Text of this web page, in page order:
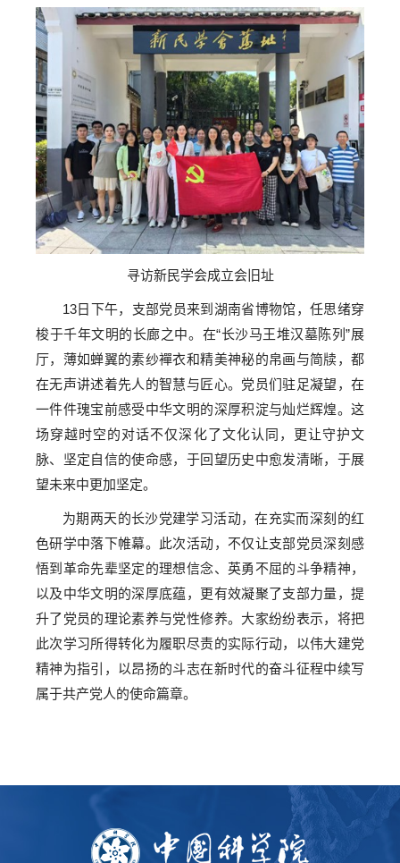
寻访新民学会成立会旧址
13日下午，支部党员来到湖南省博物馆，任思绪穿
梭于千年文明的长廊之中。在“长沙马王堆汉墓陈列”展
厅，薄如蝉翼的素纱襌衣和精美神秘的帛画与简牍，都
在无声讲述着先人的智慧与匠心。党员们驻足凝望，在
一件件瑰宝前感受中华文明的深厚积淀与灿烂辉煌。这
场穿越时空的对话不仅深化了文化认同，更让守护文
脉、坚定自信的使命感，于回望历史中愈发清晰，于展
望未来中更加坚定。
为期两天的长沙党建学习活动，在充实而深刻的红
色研学中落下帷幕。此次活动，不仅让支部党员深刻感
悟到革命先辈坚定的理想信念、英勇不屈的斗争精神，
以及中华文明的深厚底蕴，更有效凝聚了支部力量，提
升了党员的理论素养与党性修养。大家纷纷表示，将把
此次学习所得转化为履职尽责的实际行动，以伟大建党
精神为指引，以昂扬的斗志在新时代的奋斗征程中续写
属于共产党人的使命篇章。